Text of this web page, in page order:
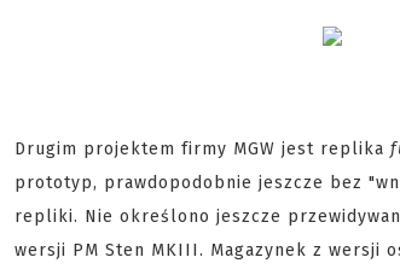
Drugim projektem firmy MGW jest replika
prototyp, prawdopodobnie jeszcze bez
repliki. Nie określono jeszcze
wersji PM Sten MKIII. Magazynek z wersji